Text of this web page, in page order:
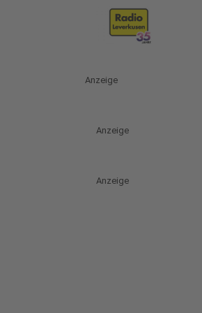
Anzeige
Anzeige
Anzeige